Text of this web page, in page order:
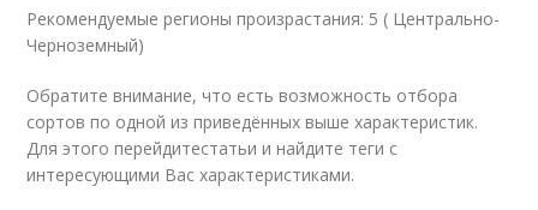
Рекомендуемые регионы произрастания: 5 ( Центрально-
Черноземный)
Обратите внимание, что есть возможность отбора
сортов по одной из приведённых выше характеристик.
Для этого перейдитестатьи и найдите теги с
интересующими Вас характеристиками.